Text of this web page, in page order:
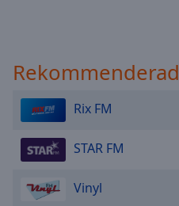
Rekommenderad
Rix FM
STAR FM
Vinyl